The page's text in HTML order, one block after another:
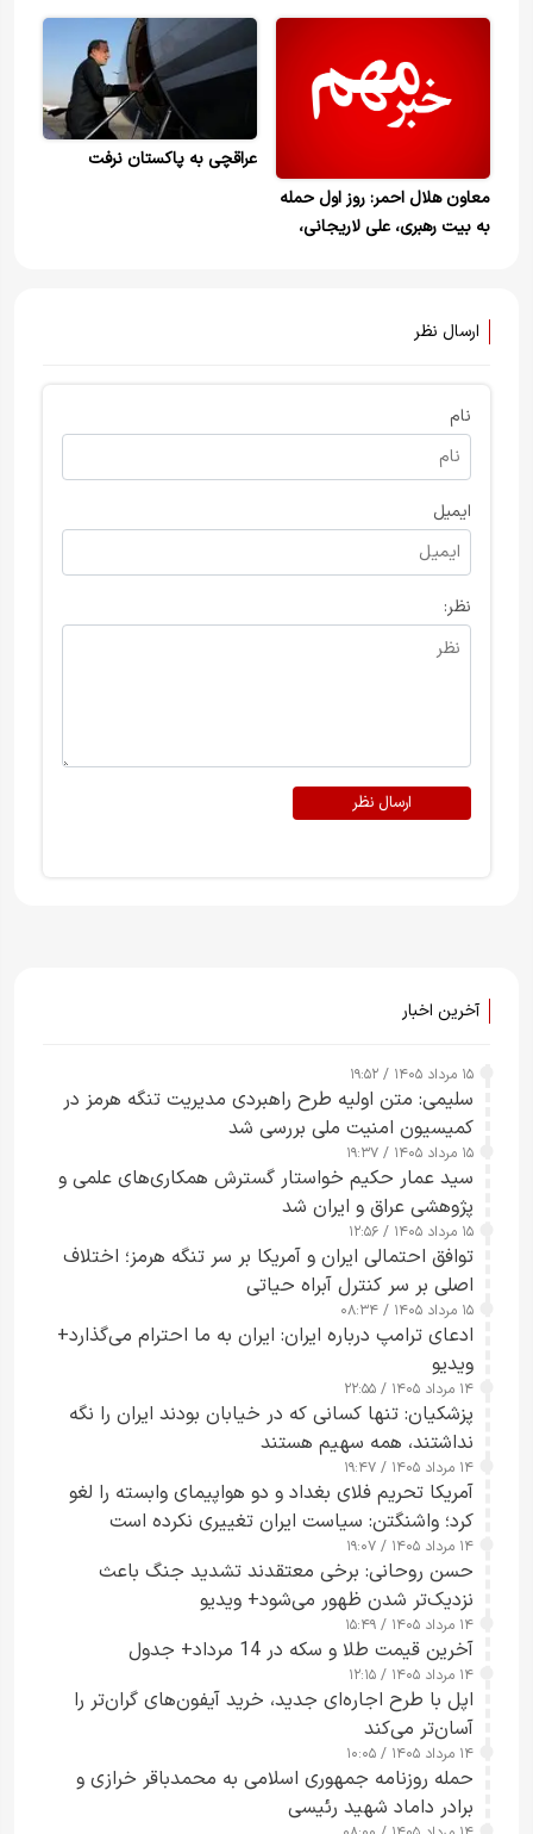
سخنرانی عراقچی در نشست
همدستی با رژیم اسرائیل غیرقابل
بخشش است
معاون هلال احمر: روز اول حمله
به بیت رهبری، علی لاریجانی،
عراقچی به پاکستان نرفت
ارسال نظر
نام
ایمیل
نظر:
ارسال نظر
آخرین اخبار
۱۵ مرداد ۱۴۰۵ / ۱۹:۵۲
سلیمی: متن اولیه طرح راهبردی مدیریت تنگه هرمز در
کمیسیون امنیت ملی بررسی شد
۱۵ مرداد ۱۴۰۵ / ۱۹:۳۷
سید عمار حکیم خواستار گسترش همکاری‌های علمی و
پژوهشی عراق و ایران شد
۱۵ مرداد ۱۴۰۵ / ۱۲:۵۶
توافق احتمالی ایران و آمریکا بر سر تنگه هرمز؛ اختلاف
اصلی بر سر کنترل آبراه حیاتی
۱۵ مرداد ۱۴۰۵ / ۰۸:۳۴
ادعای ترامپ درباره ایران: ایران به ما احترام می‌گذارد+
ویدیو
۱۴ مرداد ۱۴۰۵ / ۲۲:۵۵
پزشکیان: تنها کسانی که در خیابان بودند ایران را نگه
نداشتند، همه سهیم هستند
۱۴ مرداد ۱۴۰۵ / ۱۹:۴۷
آمریکا تحریم فلای بغداد و دو هواپیمای وابسته را لغو
کرد؛ واشنگتن: سیاست ایران تغییری نکرده است
۱۴ مرداد ۱۴۰۵ / ۱۹:۰۷
حسن روحانی: برخی معتقدند تشدید جنگ باعث
نزدیک‌تر شدن ظهور می‌شود+ ویدیو
۱۴ مرداد ۱۴۰۵ / ۱۵:۴۹
آخرین قیمت طلا و سکه در 14 مرداد+ جدول
۱۴ مرداد ۱۴۰۵ / ۱۲:۱۵
اپل با طرح اجاره‌ای جدید، خرید آیفون‌های گران‌تر را
آسان‌تر می‌کند
۱۴ مرداد ۱۴۰۵ / ۱۰:۰۵
حمله روزنامه جمهوری اسلامی به محمدباقر خرازی و
برادر داماد شهید رئیسی